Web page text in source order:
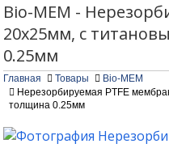
Bio-MEM -
20x25мм, с
0.25мм
Главная Товары
Bio-MEM
Нерезорбируемая PTFE
толщина 0.25мм